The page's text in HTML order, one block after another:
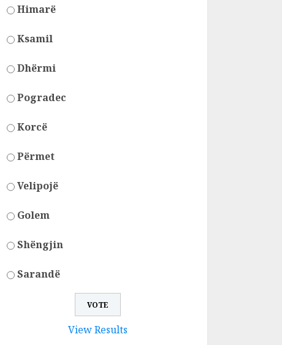
Himarë
Ksamil
Dhërmi
Pogradec
Korcë
Përmet
Velipojë
Golem
Shëngjin
Sarandë
View Results